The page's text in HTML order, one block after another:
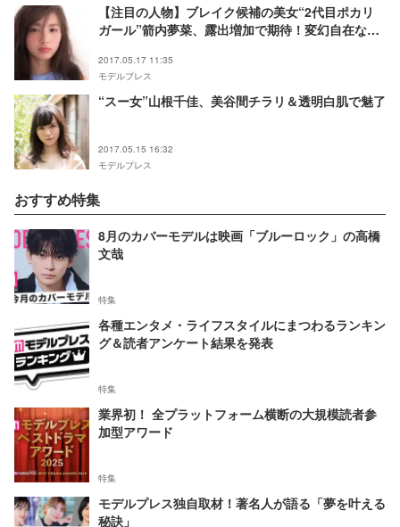
【注目の人物】ブレイク候補の美女“2代目ポカリ
ガール”箭内夢菜、露出増加で期待！変幻自在な魅
2017.05.17 11:35
モデルプレス
“スー女”山根千佳、美谷間チラリ＆透明白肌で魅了
2017.05.15 16:32
モデルプレス
おすすめ特集
8月のカバーモデルは映画「ブルーロック」の高橋
文哉
特集
各種エンタメ・ライフスタイルにまつわるランキン
グ＆読者アンケート結果を発表
特集
業界初！ 全プラットフォーム横断の大規模読者参
加型アワード
特集
モデルプレス独自取材！著名人が語る「夢を叶える
秘訣」